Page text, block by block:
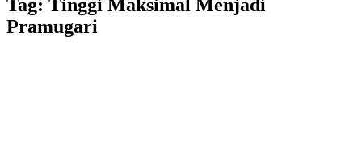
Tag: Tinggi Maksimal Menjadi
Pramugari